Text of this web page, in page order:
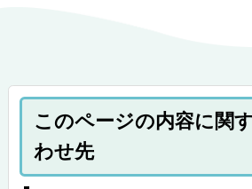
このページの内容に関
わせ先